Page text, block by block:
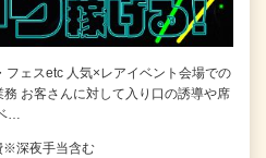
フェスetc 人気×レアイベント会場での
お客さんに対して入り口の誘導や席
…
※深夜手当含む